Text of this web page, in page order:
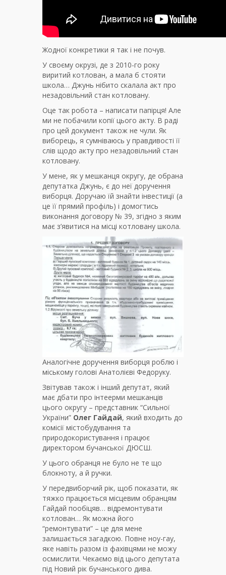
Жодної конкретики я так і не почув.
У своєму окрузі, де з 2010-го року
виритий котлован, а мала б стояти
школа… Джунь нібито скалала акт про
незадовільний стан котловану.
Оце так робота – написати папірця! Але
ми не побачили копії цього акту. В раді
про цей документ також не чули. Як
виборець, я сумніваюсь у правдивості її
слів щодо акту про незадовільний стан
котловану.
У мене, як у мешканця округу, де обрана
депутатка Джунь, є до неї доручення
виборця. Доручаю їй знайти інвестиції (а
це її прямий профіль) і домогтись
виконання договору № 39, згідно з яким
має з’явитися на місці котловану школа.
Аналогічне доручення виборця роблю і
міському голові Анатолієві Федоруку.
Звітував також і інший депутат, який
має дбати про інтеерми мешканців
цього округу – представник “Сильної
України” Олег Гайдай, який входить до
комісії містобудування та
природокористування і працює
директором бучанської ДЮСШ.
У цього обранця не було не те що
блокноту, а й ручки.
У передвиборчий рік, щоб показати, як
тяжко працюється місцевим обранцям
Гайдай пообіцяв… відремонтувати
котлован… Як можна його
“ремонтувати” – це для мене
залишається загадкою. Повне ноу-гау,
яке навіть разом із фахівцями не можу
осмислити. Чекаємо від цього депутата
під Новий рік бучанського дива.